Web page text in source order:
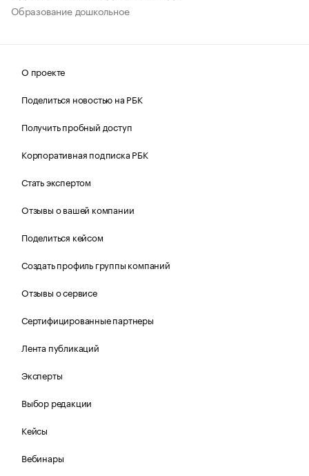
Образование дошкольное
О проекте
Поделиться новостью на РБК
Получить пробный доступ
Корпоративная подписка РБК
Стать экспертом
Отзывы о вашей компании
Поделиться кейсом
Создать профиль группы компаний
Отзывы о сервисе
Сертифицированные партнеры
Лента публикаций
Эксперты
Выбор редакции
Кейсы
Вебинары